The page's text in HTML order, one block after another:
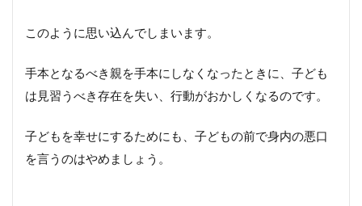
このように思い込んでしまいます。
手本となるべき親を手本にしなくなったときに、子ども
は見習うべき存在を失い、行動がおかしくなるのです。
子どもを幸せにするためにも、子どもの前で身内の悪口
を言うのはやめましょう。